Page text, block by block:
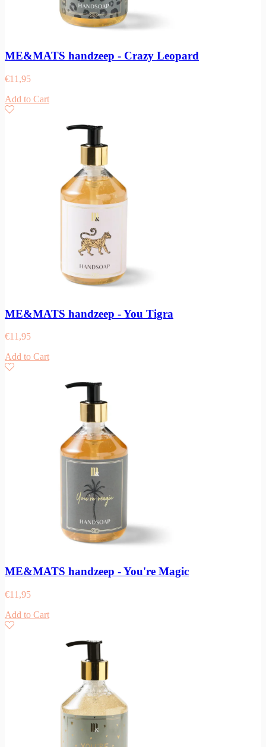
ME&MATS handzeep - Crazy Leopard
€11,95
Add to Cart
ME&MATS handzeep - You Tigra
€11,95
Add to Cart
ME&MATS handzeep - You're Magic
€11,95
Add to Cart